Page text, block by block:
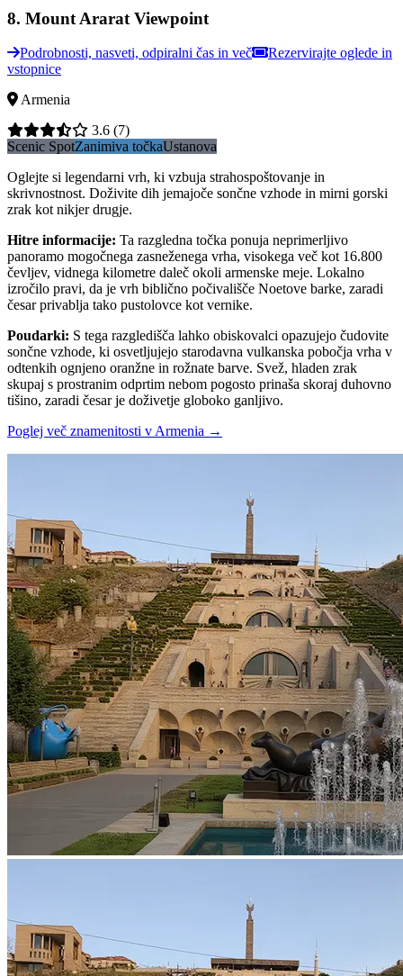
8. Mount Ararat Viewpoint
Podrobnosti, nasveti, odpiralni čas in več
Rezervirajte oglede in
vstopnice
Armenia
3.6 (7)
Scenic SpotZanimiva točkaUstanova
Oglejte si legendarni vrh, ki vzbuja strahospoštovanje in
skrivnostnost. Doživite dih jemajoče sončne vzhode in mirni gorski
zrak kot nikjer drugje.
Hitre informacije: Ta razgledna točka ponuja neprimerljivo
panoramo mogočnega zasneženega vrha, visokega več kot 16.800
čevljev, vidnega kilometre daleč okoli armenske meje. Lokalno
izročilo pravi, da je vrh biblično počivališče Noetove barke, zaradi
česar privablja tako pustolovce kot vernike.
Poudarki: S tega razgledišča lahko obiskovalci opazujejo čudovite
sončne vzhode, ki osvetljujejo starodavna vulkanska pobočja vrha v
odtenkih ognjeno oranžne in rožnate barve. Svež, hladen zrak
skupaj s prostranim odprtim nebom pogosto prinaša skoraj duhovno
tišino, zaradi česar je doživetje globoko ganljivo.
Poglej več znamenitosti v Armenia →